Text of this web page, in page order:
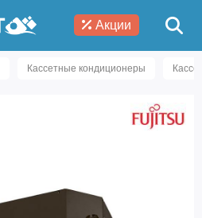
Акции
Кассетные кондиционеры